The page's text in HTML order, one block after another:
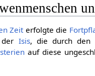
Zeiterfolgte die
Isis, die durch den
auf diese